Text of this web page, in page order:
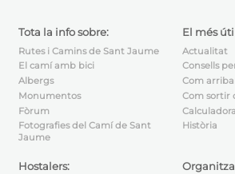
Tota la info sobre:
Rutes i Camins de Sant Jaume
El camí amb bici
Albergs
Monumentos
Fòrum
Fotografies del Camí de Sant
Jaume
El més
Actualitat
Consells
Com
Com sortir
Calculadora
Història
Hostalers: